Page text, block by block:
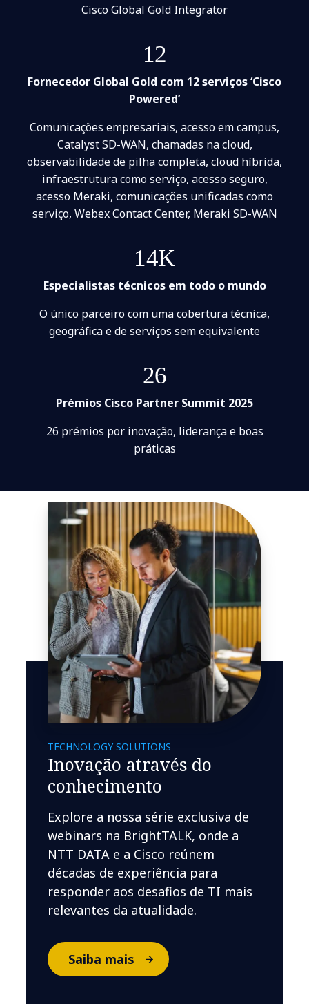
Cisco Global Gold Integrator
12
Fornecedor Global Gold com 12 serviços ‘Cisco
Powered’
Comunicações empresariais, acesso em campus,
Catalyst SD-WAN, chamadas na cloud,
observabilidade de pilha completa, cloud híbrida,
infraestrutura como serviço, acesso seguro,
acesso Meraki, comunicações unificadas como
serviço, Webex Contact Center, Meraki SD-WAN
14K
Especialistas técnicos em todo o mundo
O único parceiro com uma cobertura técnica,
geográfica e de serviços sem equivalente
26
Prémios Cisco Partner Summit 2025
26 prémios por inovação, liderança e boas
práticas
TECHNOLOGY SOLUTIONS
Inovação através do
conhecimento
Explore a nossa série exclusiva de
webinars na BrightTALK, onde a
NTT DATA e a Cisco reúnem
décadas de experiência para
responder aos desafios de TI mais
relevantes da atualidade.
Saiba mais